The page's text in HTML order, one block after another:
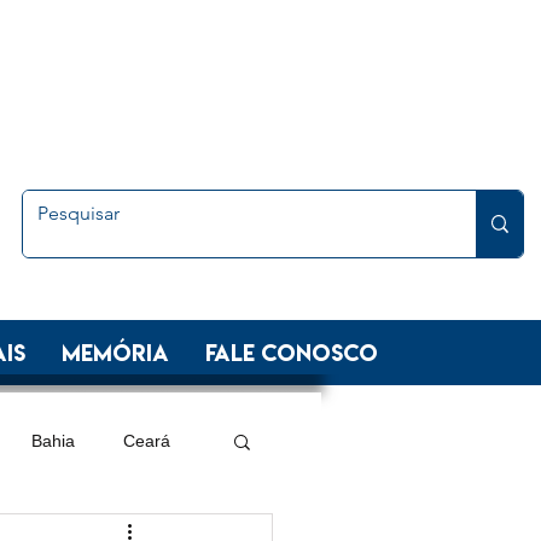
Memória FALE CONOSCO
Bahia Ceará
Minas Gerais